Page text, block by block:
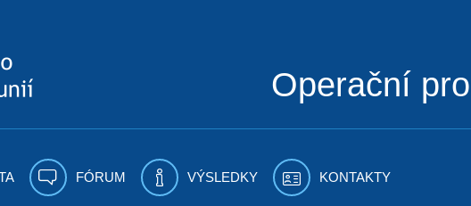
Operační
FÓRUM VÝSLEDKY KONTAKTY